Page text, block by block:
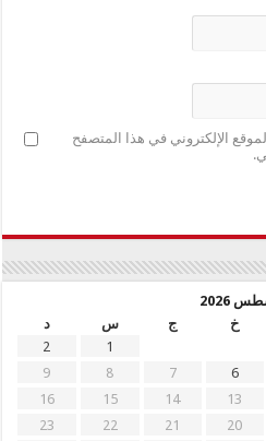
الإلكتروني في هذا المتصفح
2026
خ ج س
د
1
2
6
7
8
9
13
14
15
16
20
21
22
23